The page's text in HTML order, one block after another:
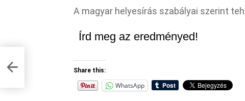
A magyar helyesírás szabályai szerint
Írd meg az eredményed!
Share this:
WhatsApp